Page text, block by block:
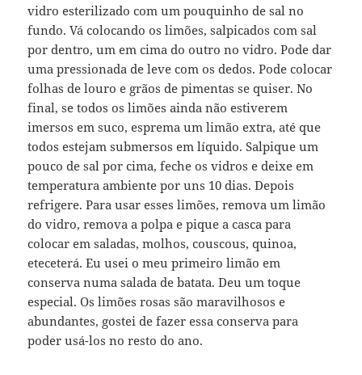
vidro esterilizado com um pouquinho de sal no
fundo. Vá colocando os limões, salpicados com sal
por dentro, um em cima do outro no vidro. Pode dar
uma pressionada de leve com os dedos. Pode colocar
folhas de louro e grãos de pimentas se quiser. No
final, se todos os limões ainda não estiverem
imersos em suco, esprema um limão extra, até que
todos estejam submersos em líquido. Salpique um
pouco de sal por cima, feche os vidros e deixe em
temperatura ambiente por uns 10 dias. Depois
refrigere. Para usar esses limões, remova um limão
do vidro, remova a polpa e pique a casca para
colocar em saladas, molhos, couscous, quinoa,
eteceterá. Eu usei o meu primeiro limão em
conserva numa salada de batata. Deu um toque
especial. Os limões rosas são maravilhosos e
abundantes, gostei de fazer essa conserva para
poder usá-los no resto do ano.